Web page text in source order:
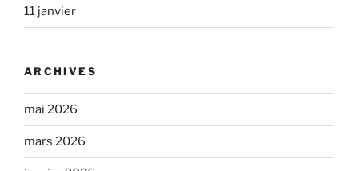
11 janvier
ARCHIVES
mai 2026
mars 2026